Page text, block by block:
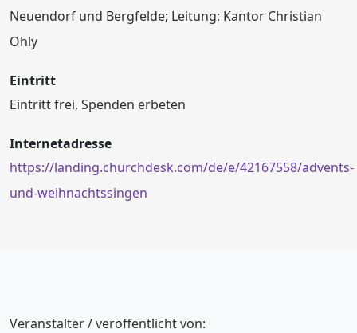
Neuendorf und Bergfelde; Leitung: Kantor Christian
Ohly
Eintritt
Eintritt frei, Spenden erbeten
Internetadresse
https://landing.churchdesk.com/de/e/42167558/advents-
und-weihnachtssingen
Veranstalter / veröffentlicht von: